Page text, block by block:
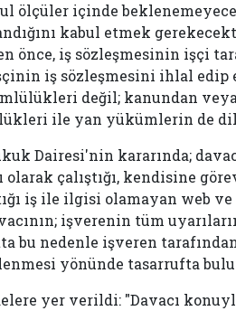
ölçüler içinde
kabul etmek
önce, iş sözleşmesinin işçi
iş sözleşmesini ihlal
değil; kanundan
ile yan yükümlerin de
Dairesi'nin kararında;
olarak çalıştığı, kendisine
iş ile ilgisi olamayan web
işverenin tüm
bu nedenle işveren
yönünde tasarrufta
yer verildi: "Davacı